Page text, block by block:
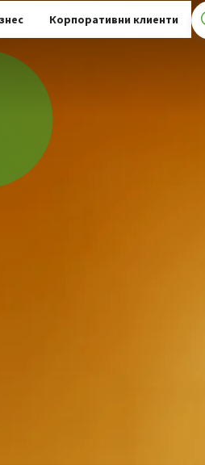
Корпоративни клиенти